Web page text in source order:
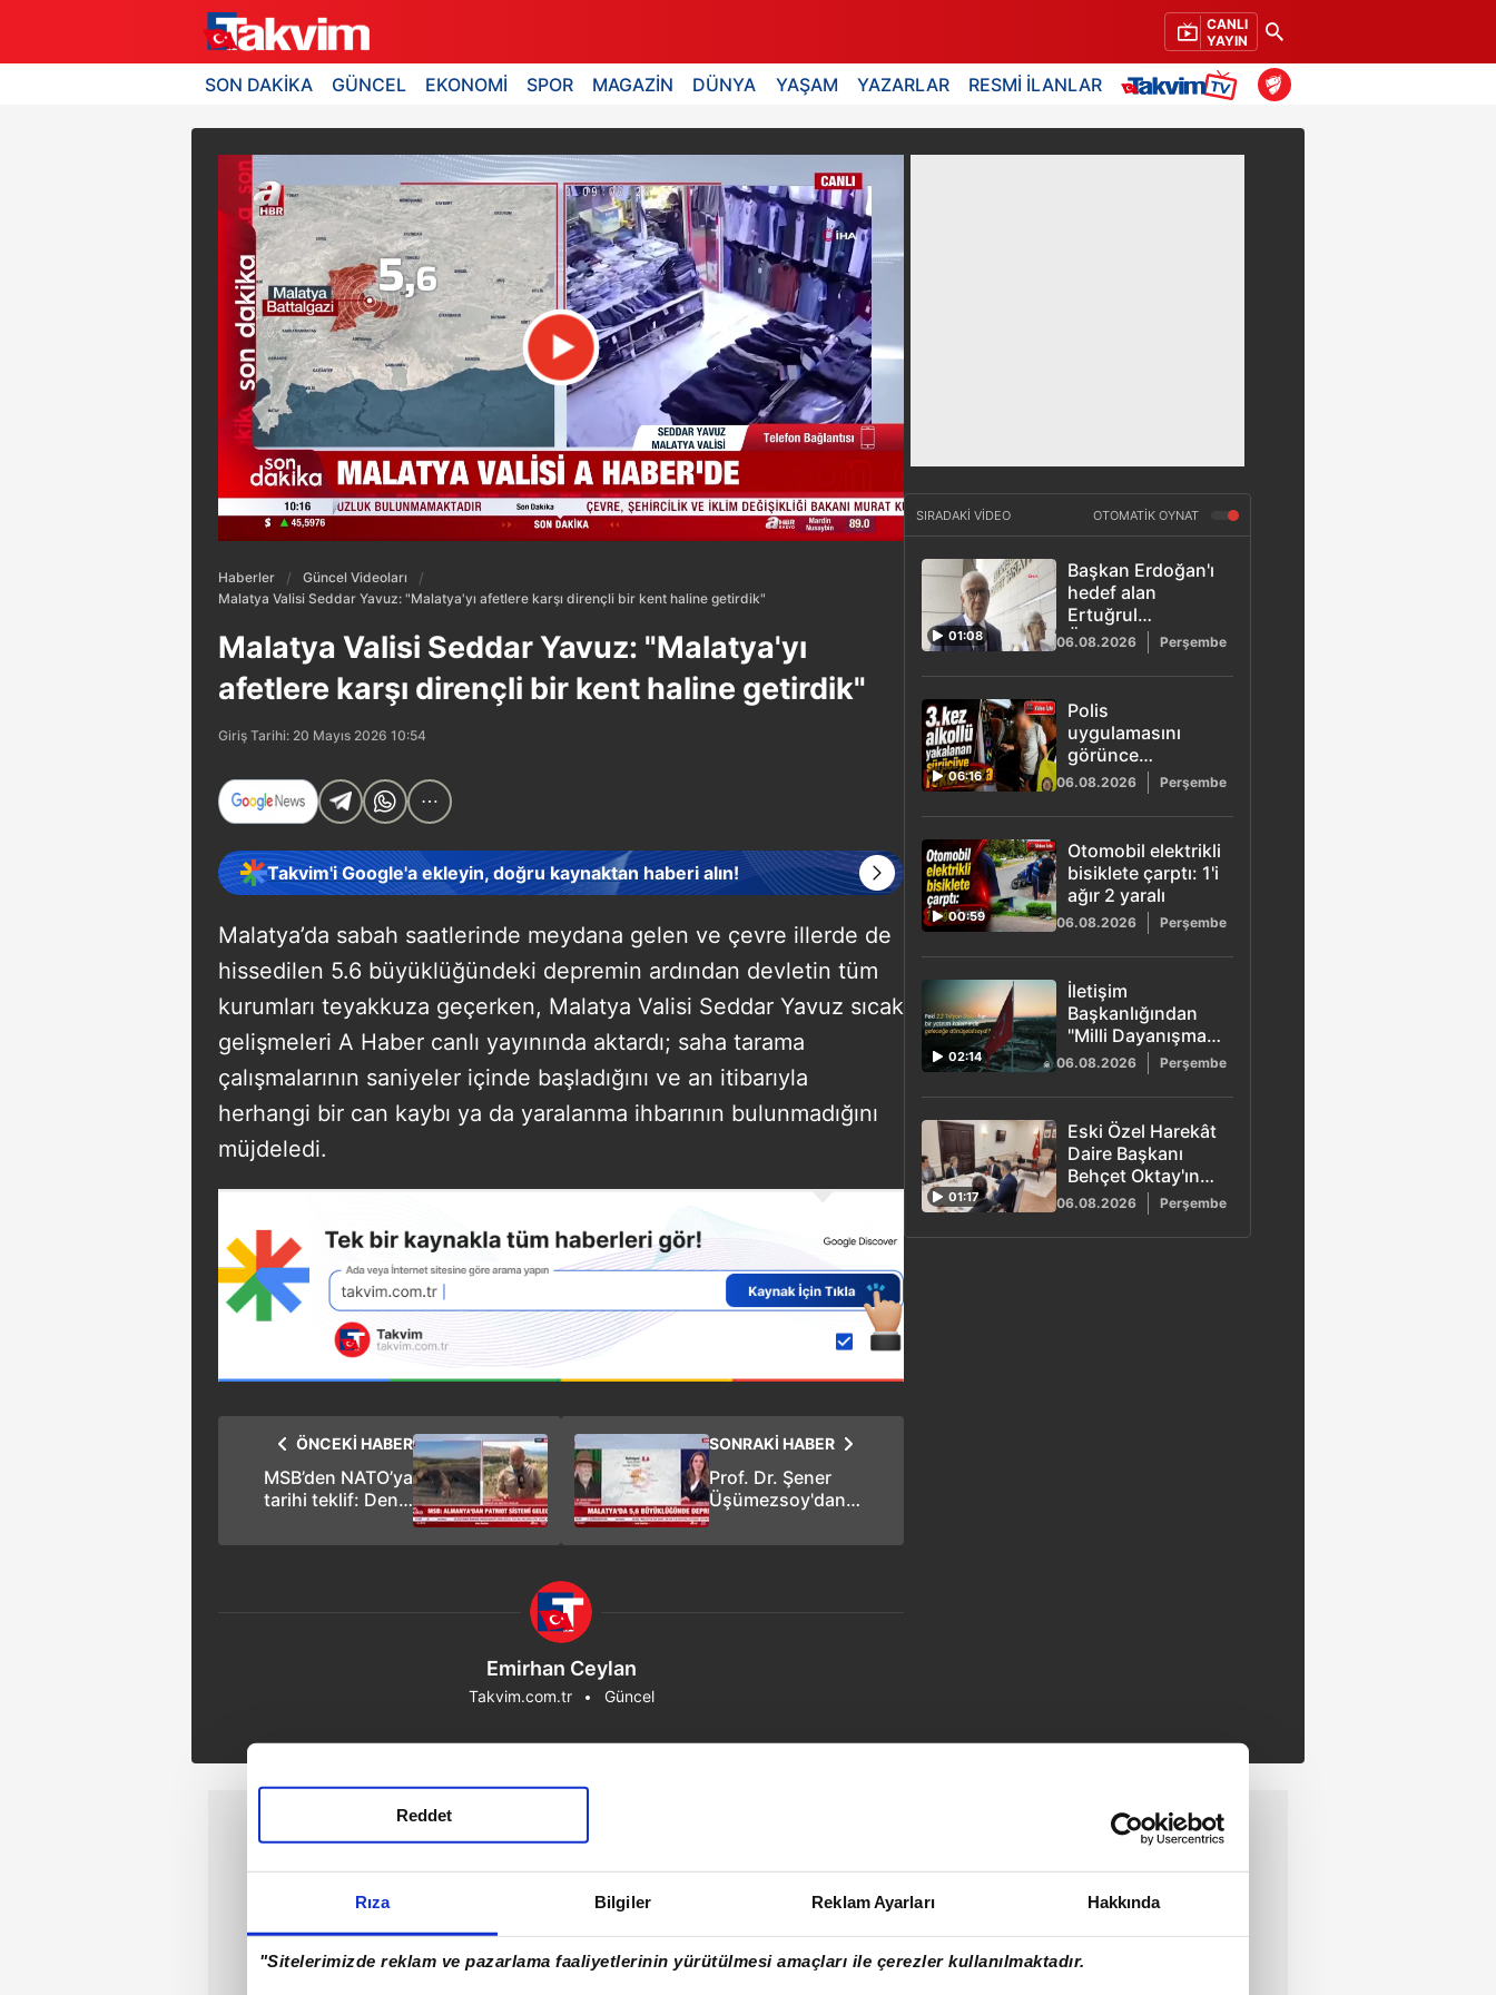
Rıza Bilgiler Reklam Ayarları Hakkında
"Sitelerimizde reklam ve pazarlama faaliyetlerinin yürütülmesi amaçları ile çerezler kullanılmaktadır.
Reddet
CANLI
YAYIN
SON DAKİKA GÜNCEL EKONOMİ SPOR MAGAZİN DÜNYA YAŞAM YAZARLAR RESMİ İLANLAR
Haberler
Güncel Videoları
Malatya Valisi Seddar Yavuz: "Malatya'yı afetlere karşı dirençli bir kent haline getirdik"
Malatya Valisi Seddar Yavuz: "Malatya'yı
afetlere karşı dirençli bir kent haline getirdik"
Giriş Tarihi: 20 Mayıs 2026 10:54
Takvim'i Google'a ekleyin, doğru kaynaktan haberi alın!
Malatya’da sabah saatlerinde meydana gelen ve çevre illerde de
hissedilen 5.6 büyüklüğündeki depremin ardından devletin tüm
kurumları teyakkuza geçerken, Malatya Valisi Seddar Yavuz sıcak
gelişmeleri A Haber canlı yayınında aktardı; saha tarama
çalışmalarının saniyeler içinde başladığını ve an itibarıyla
herhangi bir can kaybı ya da yaralanma ihbarının bulunmadığını
müjdeledi.
SONRAKİ HABER
Prof. Dr. Şener
Üşümezsoy'dan
deprem bekleniyor
ÖNCEKİ HABER
MSB’den NATO’ya
tarihi teklif: Deniz
bitirecek 5 kat daha
Emirhan Ceylan
Takvim.com.tr Güncel
SIRADAKİ VİDEO OTOMATİK OYNAT
01:08
Başkan Erdoğan'ı
hedef alan
Ertuğrul
Özkök'ten
savcılıkta geri
vites: "Hakaret
aklımın ucundan
bile geçmez"
06.08.2026 Perşembe
06:16
Polis
uygulamasını
görünce
arızalandı süsü
verdi: 3. kez
alkollü yakalanan
sürücüye rekor
ceza
06.08.2026 Perşembe
00:59
Otomobil elektrikli
bisiklete çarptı: 1'i
ağır 2 yaralı
06.08.2026 Perşembe
02:14
İletişim
Başkanlığından
"Milli Dayanışma"
kampanyası:
Terörün maliyeti
2,3 trilyon dolar
olarak açıklandı
06.08.2026 Perşembe
01:17
Eski Özel Harekât
Daire Başkanı
Behçet Oktay'ın
şüpheli ölümü
incelemede
06.08.2026 Perşembe